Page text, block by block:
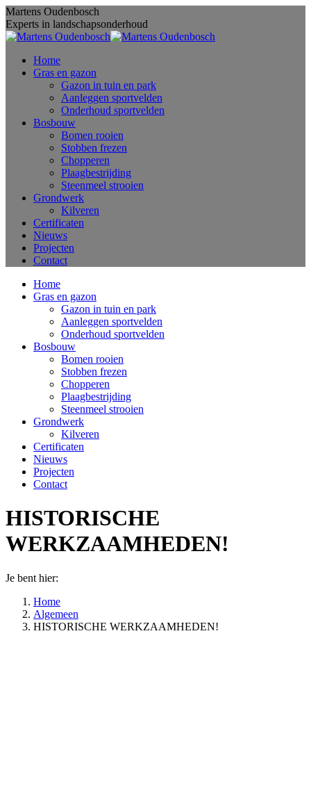
Skip
to
content
Martens Oudenbosch
Experts in landschapsonderhoud
Home
Gras en gazon
Gazon in tuin en park
Aanleggen sportvelden
Onderhoud sportvelden
Bosbouw
Bomen rooien
Stobben frezen
Chopperen
Plaagbestrijding
Steenmeel strooien
Grondwerk
Kilveren
Certificaten
Nieuws
Projecten
Contact
Home
Gras en gazon
Gazon in tuin en park
Aanleggen sportvelden
Onderhoud sportvelden
Bosbouw
Bomen rooien
Stobben frezen
Chopperen
Plaagbestrijding
Steenmeel strooien
Grondwerk
Kilveren
Certificaten
Nieuws
Projecten
Contact
HISTORISCHE
WERKZAAMHEDEN!
Je bent hier:
Home
Algemeen
HISTORISCHE WERKZAAMHEDEN!